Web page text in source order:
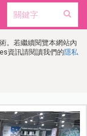
。若繼續閱覽本網站內
資訊請閱讀我們的隱私